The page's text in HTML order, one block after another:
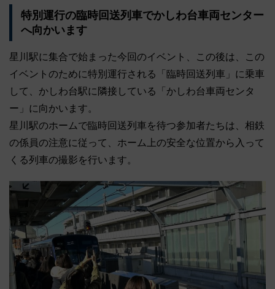
特別運行の臨時回送列車でかしわ台車両センター
へ向かいます
星川駅に集合で始まった今回のイベント、この後は、この
イベントのために特別運行される「臨時回送列車」に乗車
して、かしわ台駅に隣接している「かしわ台車両センタ
ー」に向かいます。
星川駅のホームで臨時回送列車を待つ参加者たちは、相鉄
の係員の注意に従って、ホーム上の安全な位置から入って
くる列車の撮影を行います。